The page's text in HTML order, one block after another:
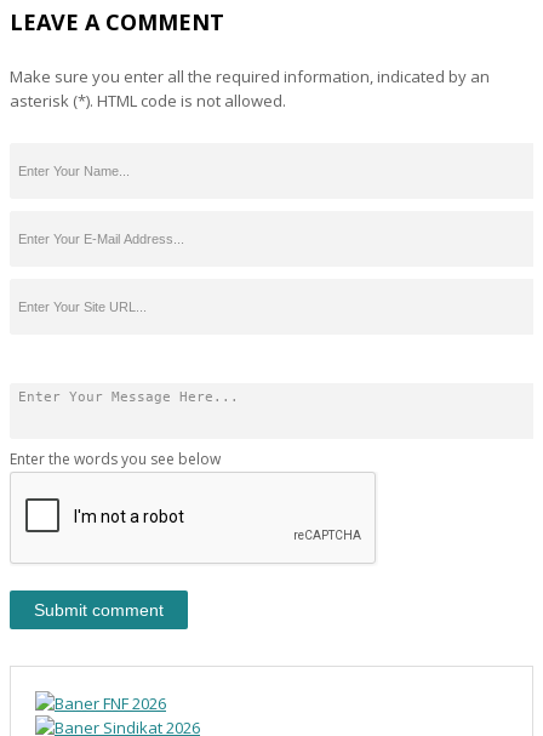
LEAVE A COMMENT
Make sure you enter all the required information, indicated by an
asterisk (*). HTML code is not allowed.
Enter the words you see below